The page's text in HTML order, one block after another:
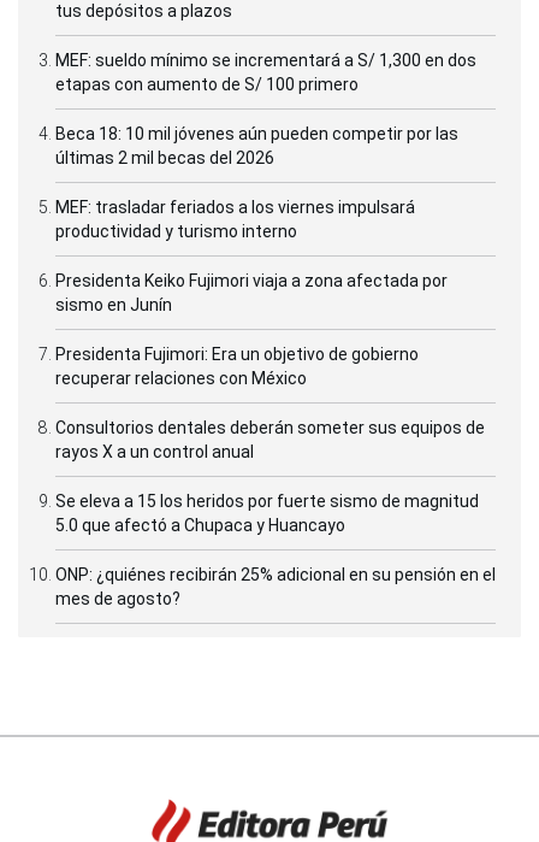
tus depósitos a plazos
MEF: sueldo mínimo se incrementará a S/ 1,300 en dos
etapas con aumento de S/ 100 primero
Beca 18: 10 mil jóvenes aún pueden competir por las
últimas 2 mil becas del 2026
MEF: trasladar feriados a los viernes impulsará
productividad y turismo interno
Presidenta Keiko Fujimori viaja a zona afectada por
sismo en Junín
Presidenta Fujimori: Era un objetivo de gobierno
recuperar relaciones con México
Consultorios dentales deberán someter sus equipos de
rayos X a un control anual
Se eleva a 15 los heridos por fuerte sismo de magnitud
5.0 que afectó a Chupaca y Huancayo
ONP: ¿quiénes recibirán 25% adicional en su pensión en el
mes de agosto?